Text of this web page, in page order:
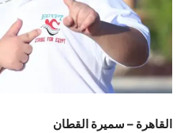
القاهرة – سميرة القطان